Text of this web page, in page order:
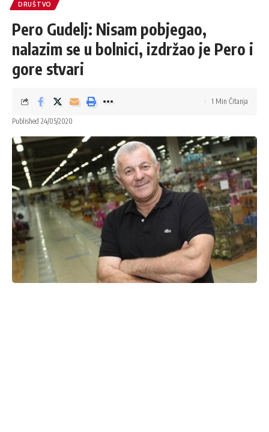
DRUŠTVO
Pero Gudelj: Nisam pobjegao,
nalazim se u bolnici, izdržao je Pero i
gore stvari
Published 24/05/2020
1 Min Čitanja